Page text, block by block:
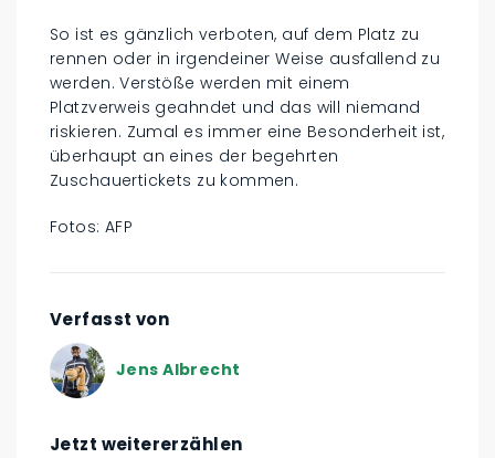
So ist es gänzlich verboten, auf dem Platz zu
rennen oder in irgendeiner Weise ausfallend zu
werden. Verstöße werden mit einem
Platzverweis geahndet und das will niemand
riskieren. Zumal es immer eine Besonderheit ist,
überhaupt an eines der begehrten
Zuschauertickets zu kommen.
Fotos: AFP
Verfasst von
Jens Albrecht
Jetzt weitererzählen